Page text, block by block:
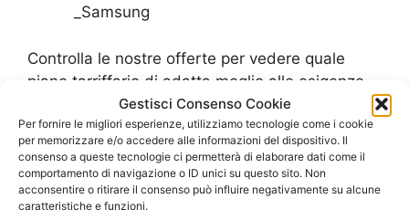
Gestisci Consenso Cookie
Per fornire le migliori esperienze, utilizziamo tecnologie come i cookie
per memorizzare e/o accedere alle informazioni del dispositivo. Il
consenso a queste tecnologie ci permetterà di elaborare dati come il
comportamento di navigazione o ID unici su questo sito. Non
acconsentire o ritirare il consenso può influire negativamente su alcune
caratteristiche e funzioni.
_Samsung
Controlla le nostre offerte per vedere quale
piano tarriffario di adatta meglio alle esigenze
del tuo ufficio
SCOPRI LE OFFERTE PER L’UFFICIO